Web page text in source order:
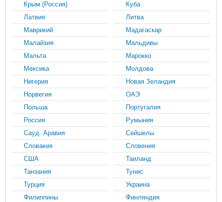
Крым (Россия)
Куба
Латвия
Литва
Маврикий
Мадагаскар
Малайзия
Мальдивы
Мальта
Марокко
Мексика
Молдова
Нигерия
Новая Зеландия
Норвегия
ОАЭ
Польша
Португалия
Россия
Румыния
Сауд. Аравия
Сейшелы
Словакия
Словения
США
Таиланд
Танзания
Тунис
Турция
Украина
Филиппины
Финляндия